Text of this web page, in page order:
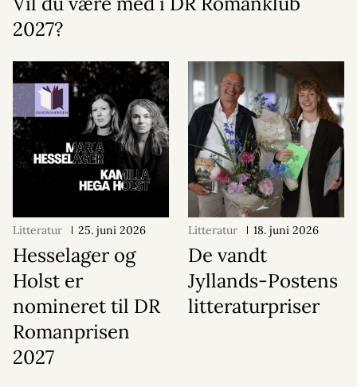
2027?
Litteratur 25. juni 2026
Hesselager og
Holst er
nomineret til DR
Romanprisen
2027
Litteratur 18. juni 2026
De vandt
Jyllands-Postens
litteraturpriser